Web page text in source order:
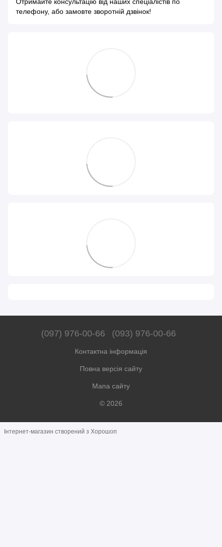
телефону, або замовте зворотній дзвінок!
(097) 976-00-66 (093) 976-00-66
Контактна інформація
Повна версія сайту
Мапа сайту
© 2026
Інтернет-магазин створений з Хорошоп